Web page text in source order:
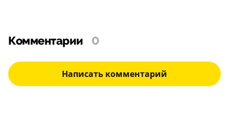
Комментарии 0
Написать комментарий